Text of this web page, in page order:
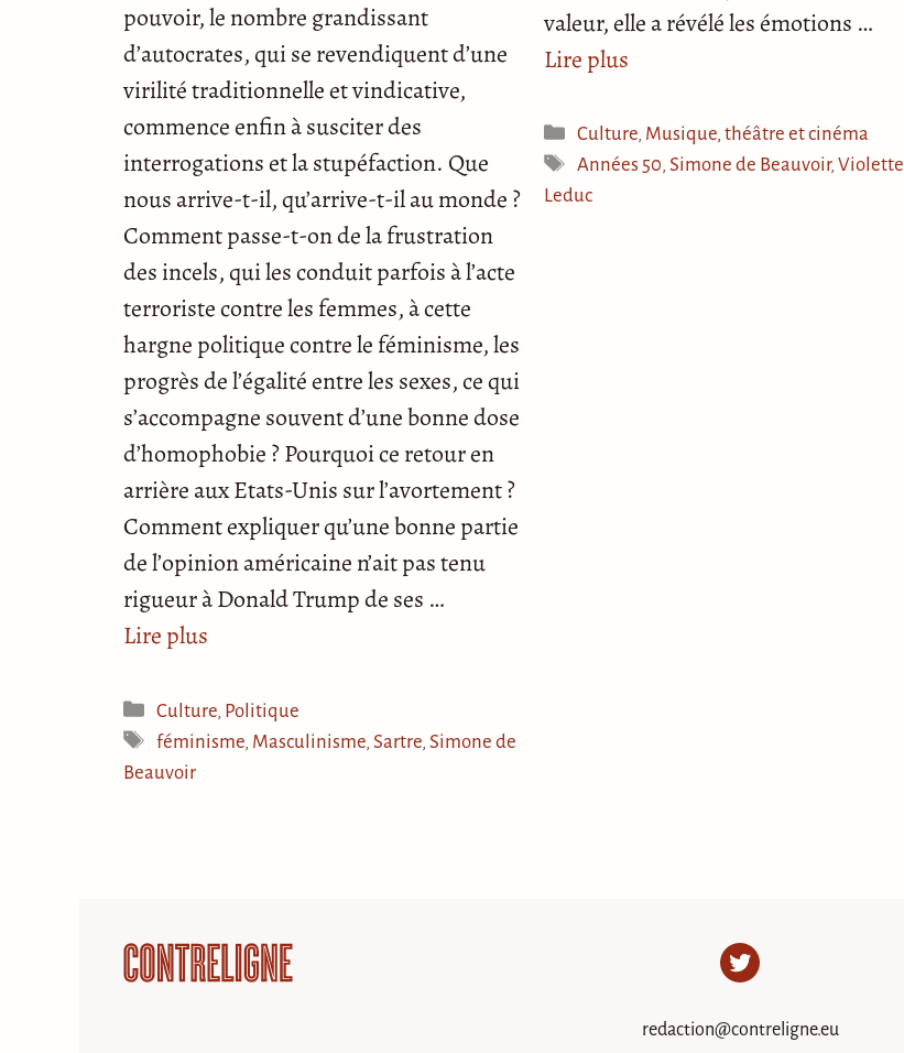
pouvoir, le nombre grandissant
d’autocrates, qui se revendiquent d’une
virilité traditionnelle et vindicative,
commence enfin à susciter des
interrogations et la stupéfaction. Que
nous arrive-t-il, qu’arrive-t-il au monde ?
Comment passe-t-on de la frustration
des incels, qui les conduit parfois à l’acte
terroriste contre les femmes, à cette
hargne politique contre le féminisme, les
progrès de l’égalité entre les sexes, ce qui
s’accompagne souvent d’une bonne dose
d’homophobie ? Pourquoi ce retour en
arrière aux Etats-Unis sur l’avortement ?
Comment expliquer qu’une bonne partie
de l’opinion américaine n’ait pas tenu
rigueur à Donald Trump de ses …
Lire plus
Catégories
Culture, Politique
Étiquettes
féminisme, Masculinisme, Sartre, Simone de
Beauvoir
valeur, elle a révélé les émotions …
Lire plus
Catégories
Culture, Musique, théâtre et cinéma
Étiquettes
Années 50, Simone de Beauvoir, Violette
Leduc
Twitter
redaction@contreligne.eu